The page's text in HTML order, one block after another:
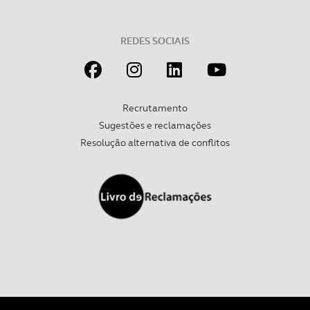
REDES SOCIAIS
Recrutamento
Sugestões e reclamações
Resolução alternativa de conflitos